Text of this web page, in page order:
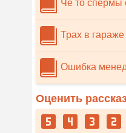
Че то спермы
Трах в гараже
Ошибка
Оценить